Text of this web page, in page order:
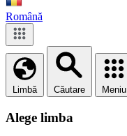
Română
Limbă Căutare Meniu
Alege limba